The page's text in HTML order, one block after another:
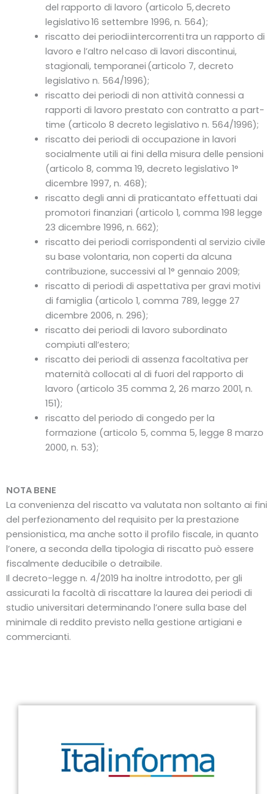
del rapporto di lavoro (articolo 5, decreto
legislativo 16 settembre 1996, n. 564);
riscatto dei periodi intercorrenti tra un rapporto di
lavoro e l’altro nel caso di lavori discontinui,
stagionali, temporanei (articolo 7, decreto
legislativo n. 564/1996);
riscatto dei periodi di non attività connessi a
rapporti di lavoro prestato con contratto a part-
time (articolo 8 decreto legislativo n. 564/1996);
riscatto dei periodi di occupazione in lavori
socialmente utili ai fini della misura delle pensioni
(articolo 8, comma 19, decreto legislativo 1°
dicembre 1997, n. 468);
riscatto degli anni di praticantato effettuati dai
promotori finanziari (articolo 1, comma 198 legge
23 dicembre 1996, n. 662);
riscatto dei periodi corrispondenti al servizio civile
su base volontaria, non coperti da alcuna
contribuzione, successivi al 1° gennaio 2009;
riscatto di periodi di aspettativa per gravi motivi
di famiglia (articolo 1, comma 789, legge 27
dicembre 2006, n. 296);
riscatto dei periodi di lavoro subordinato
compiuti all’estero;
riscatto dei periodi di assenza facoltativa per
maternità collocati al di fuori del rapporto di
lavoro (articolo 35 comma 2, 26 marzo 2001, n.
151);
riscatto del periodo di congedo per la
formazione (articolo 5, comma 5, legge 8 marzo
2000, n. 53);
NOTA BENE
La convenienza del riscatto va valutata non soltanto ai fini
del perfezionamento del requisito per la prestazione
pensionistica, ma anche sotto il profilo fiscale, in quanto
l’onere, a seconda della tipologia di riscatto può essere
fiscalmente deducibile o detraibile.
Il decreto-legge n. 4/2019 ha inoltre introdotto, per gli
assicurati la facoltà di riscattare la laurea dei periodi di
studio universitari determinando l’onere sulla base del
minimale di reddito previsto nella gestione artigiani e
commercianti.